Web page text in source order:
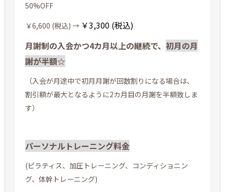
50%OFF
￥6,600 (税込) → ￥3,300 (税込)
月謝制の入会かつ4カ月以上の継続で、 初月の月
謝が半額☆
（入会が月途中で初月月謝が回数割りになる場合は、
割引額が最大となるように2カ月目の月謝を半額致しま
す）
パーソナルトレーニング料金
(ピラティス、加圧トレーニング、コンディショニン
グ、体幹トレーニング)